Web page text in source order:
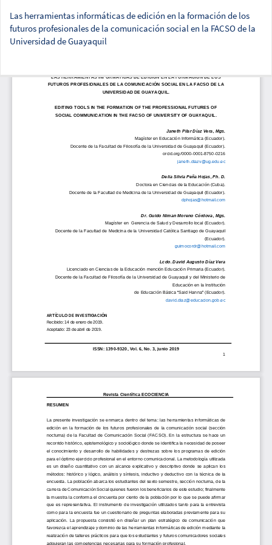
Las herramientas informáticas de edición en la formación de los
futuros profesionales de la comunicación social en la FACSO de la
Universidad de Guayaquil